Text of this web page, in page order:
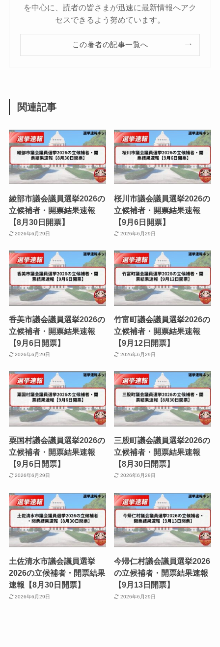
を中心に、読者の皆さまが迅速に最新情報へアク
セスできるよう努めています。
この著者の記事一覧へ
関連記事
綾部市議会議員選挙2026の
立候補者・開票結果速報
【8月30日開票】
2026年6月29日
桜川市議会議員選挙2026の
立候補者・開票結果速報
【9月6日開票】
2026年6月29日
香美市議会議員選挙2026の
立候補者・開票結果速報
【9月6日開票】
2026年6月29日
竹富町議会議員選挙2026の
立候補者・開票結果速報
【9月12日開票】
2026年6月29日
粟国村議会議員選挙2026の
立候補者・開票結果速報
【9月6日開票】
2026年6月29日
三股町議会議員選挙2026の
立候補者・開票結果速報
【8月30日開票】
2026年6月29日
土佐清水市議会議員選挙
2026の立候補者・開票結果
速報【8月30日開票】
2026年6月29日
今帰仁村議会議員選挙2026
の立候補者・開票結果速報
【9月13日開票】
2026年6月29日